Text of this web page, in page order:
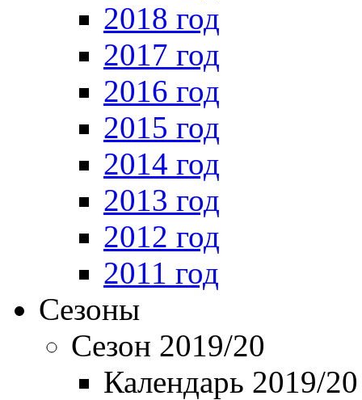
2018 год
2017 год
2016 год
2015 год
2014 год
2013 год
2012 год
2011 год
Сезоны
Сезон 2019/20
Календарь 2019/20